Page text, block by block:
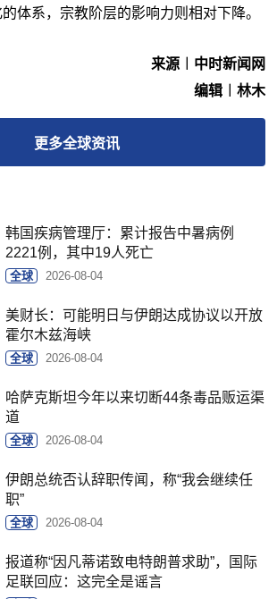
体系，宗教阶层的影响力则相对下降。
来源︱中时新闻网
编辑︱林木
更多全球资讯
韩国疾病管理厅：累计报告中暑病例
2221例，其中19人死亡
全球 2026-08-04
美财长：可能明日与伊朗达成协议以开放
霍尔木兹海峡
全球 2026-08-04
哈萨克斯坦今年以来切断44条毒品贩运渠
道
全球 2026-08-04
伊朗总统否认辞职传闻，称“我会继续任
职”
全球 2026-08-04
报道称“因凡蒂诺致电特朗普求助”，国际
足联回应：这完全是谣言